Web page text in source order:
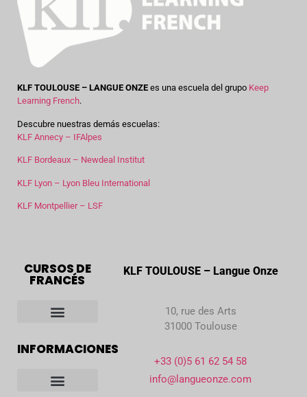
KLF TOULOUSE – LANGUE ONZE es una escuela del grupo Keep
Learning French.
Descubre nuestras demás escuelas:
KLF Annecy – IFAlpes
KLF Bordeaux – Newdeal Institut
KLF Lyon – Lyon Bleu International
KLF Montpellier – LSF
CURSOS DE
FRANCÉS
INFORMACIONES
KLF TOULOUSE – Langue Onze
10, rue des Arts
31000 Toulouse
+33 (0)5 61 62 54 58
info@langueonze.com